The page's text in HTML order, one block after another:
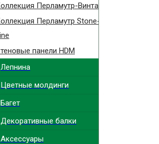
Перламутр-Винтаж
Перламутр Stone-
панели HDM
Лепнина
Цветные молдинги
Багет
Декоративные балки
Аксессуары